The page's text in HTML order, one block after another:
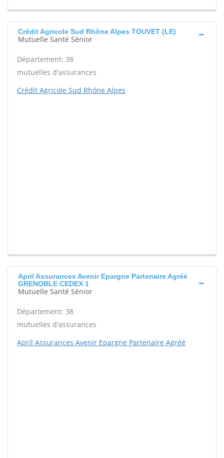
Crédit Agricole Sud Rhône Alpes TOUVET (LE)
Mutuelle Santé Sénior
Département: 38
mutuelles d'assurances
Crédit Agricole Sud Rhône Alpes
April Assurances Avenir Epargne Partenaire Agréé
GRENOBLE CEDEX 1
Mutuelle Santé Sénior
Département: 38
mutuelles d'assurances
April Assurances Avenir Epargne Partenaire Agréé